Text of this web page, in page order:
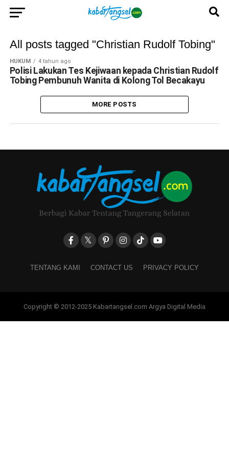
All posts tagged "Christian Rudolf Tobing"
HUKUM 4 tahun ago
Polisi Lakukan Tes Kejiwaan kepada Christian Rudolf
Tobing Pembunuh Wanita di Kolong Tol Becakayu
MORE POSTS
TENTANG KAMI CONTACT US PRIVACY POLICY
Copyright © 2012-2025 Kabartangsel.com Argya Digital Media